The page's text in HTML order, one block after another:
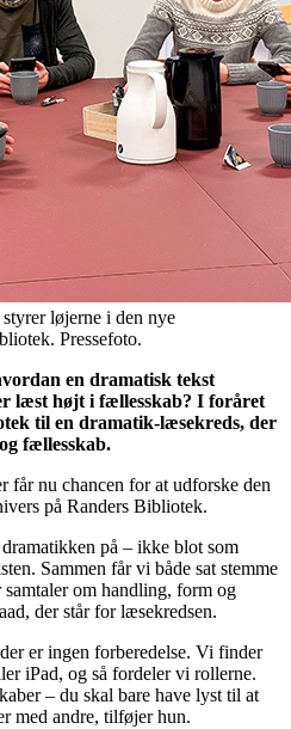
løjerne i den nye
Pressefoto.
en dramatisk tekst
læst højt i fællesskab? I foråret
til en dramatik-læsekreds, der
fællesskab.
får nu chancen for at udforske den
på Randers Bibliotek.
på – ikke blot som
Sammen får vi både sat stemme
om handling, form og
der står for læsekredsen.
er ingen forberedelse. Vi finder
iPad, og så fordeler vi rollerne.
– du skal bare have lyst til at
med andre, tilføjer hun.